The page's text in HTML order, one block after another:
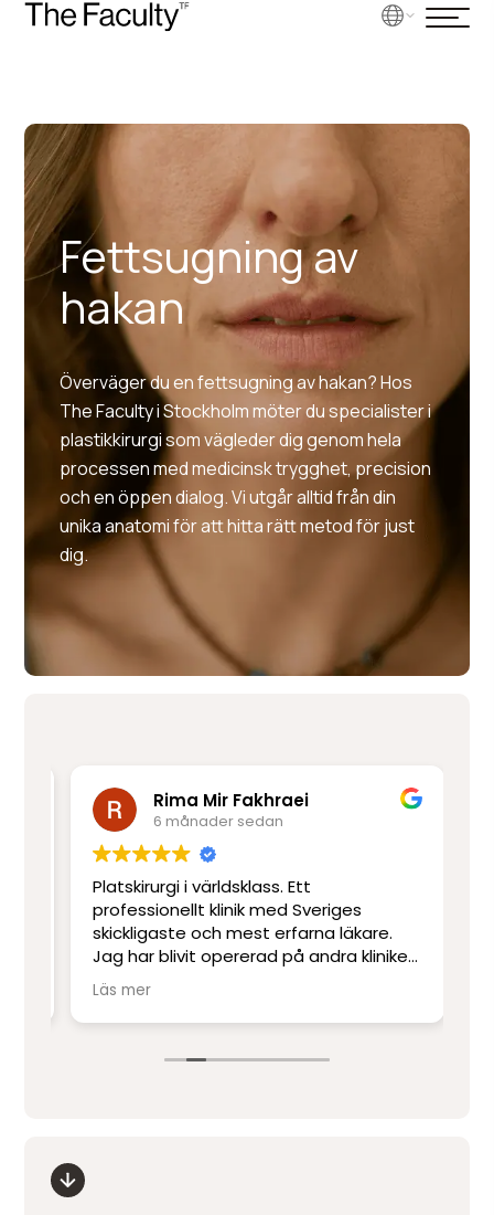
Fettsugning av
hakan
Överväger du en fettsugning av hakan? Hos
The Faculty i Stockholm möter du specialister i
plastikkirurgi som vägleder dig genom hela
processen med medicinsk trygghet, precision
och en öppen dialog. Vi utgår alltid från din
unika anatomi för att hitta rätt metod för just
dig.
Rima Mir Fakhraei
6 månader sedan
Platskirurgi i världsklass. Ett
professionellt klinik med Sveriges
skickligaste och mest erfarna läkare.
Jag har blivit opererad på andra kliniker
men har inte upplevt skicklighet och
service på denna nivå.
Läs mer